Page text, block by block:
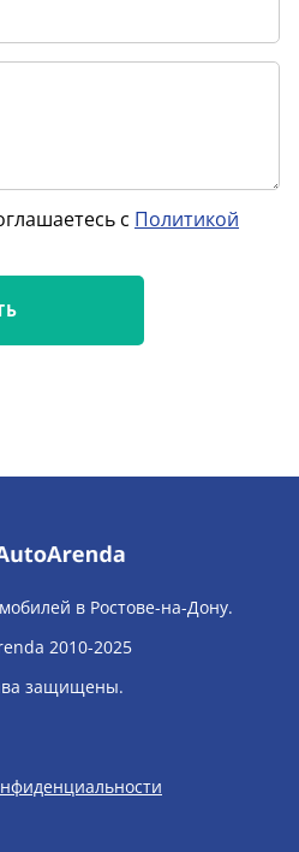
с Политикой
в Ростове-на-Дону.
2010-2025
защищены.